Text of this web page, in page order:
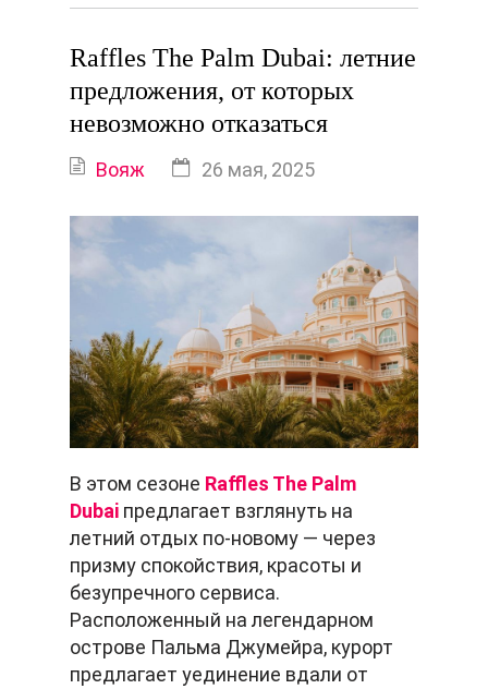
Raffles The Palm Dubai: летние
предложения, от которых
невозможно отказаться
Вояж 26 мая, 2025
В этом сезоне Raffles The Palm
Dubai предлагает взглянуть на
летний отдых по-новому — через
призму спокойствия, красоты и
безупречного сервиса.
Расположенный на легендарном
острове Пальма Джумейра, курорт
предлагает уединение вдали от